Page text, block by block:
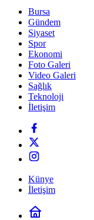
Bursa
Gündem
Siyaset
Spor
Ekonomi
Foto Galeri
Video Galeri
Sağlık
Teknoloji
İletişim
Künye
İletişim